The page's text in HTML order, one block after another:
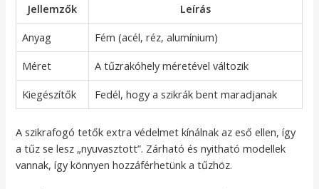
Jellemzők
Leírás
Anyag
Fém (acél, réz, alumínium)
Méret
A tűzrakóhely méretével változik
Kiegészítők
Fedél, hogy a szikrák bent maradjanak
A szikrafogó tetők extra védelmet kínálnak az eső ellen, így
a tűz se lesz „nyuvasztott”. Zárható és nyitható modellek
vannak, így könnyen hozzáférhetünk a tűzhöz.